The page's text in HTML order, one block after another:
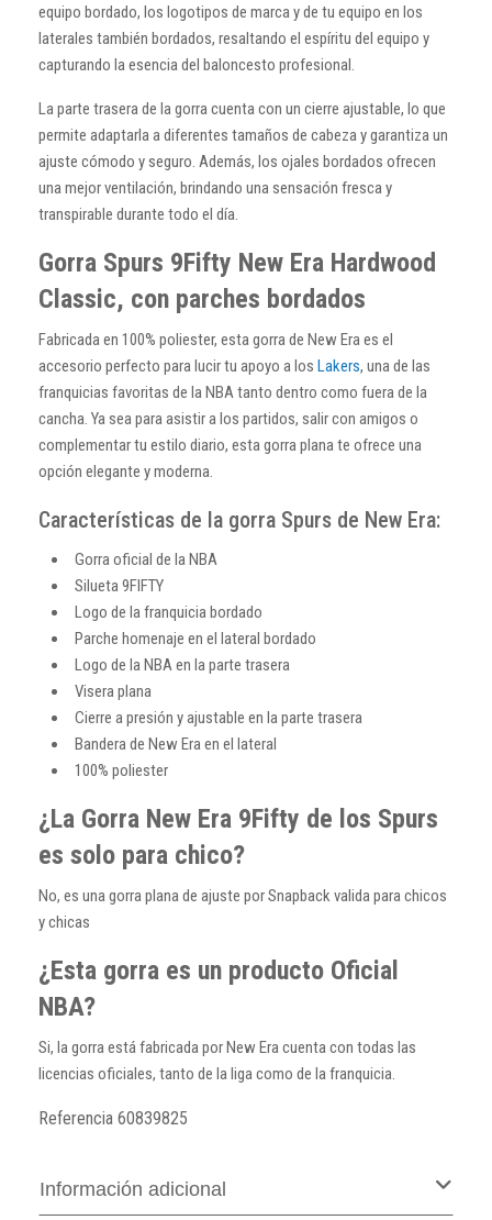
equipo bordado, los logotipos de marca y de tu equipo en los
laterales también bordados, resaltando el espíritu del equipo y
capturando la esencia del baloncesto profesional.
La parte trasera de la gorra cuenta con un cierre ajustable, lo que
permite adaptarla a diferentes tamaños de cabeza y garantiza un
ajuste cómodo y seguro. Además, los ojales bordados ofrecen
una mejor ventilación, brindando una sensación fresca y
transpirable durante todo el día.
Gorra Spurs 9Fifty New Era Hardwood
Classic, con parches bordados
Fabricada en 100% poliester, esta gorra de New Era es el
accesorio perfecto para lucir tu apoyo a los Lakers, una de las
franquicias favoritas de la NBA tanto dentro como fuera de la
cancha. Ya sea para asistir a los partidos, salir con amigos o
complementar tu estilo diario, esta gorra plana te ofrece una
opción elegante y moderna.
Características de la gorra Spurs de New Era:
Gorra oficial de la NBA
Silueta 9FIFTY
Logo de la franquicia bordado
Parche homenaje en el lateral bordado
Logo de la NBA en la parte trasera
Visera plana
Cierre a presión y ajustable en la parte trasera
Bandera de New Era en el lateral
100% poliester
¿La Gorra New Era 9Fifty de los Spurs
es solo para chico?
No, es una gorra plana de ajuste por Snapback valida para chicos
y chicas
¿Esta gorra es un producto Oficial
NBA?
Si, la gorra está fabricada por New Era cuenta con todas las
licencias oficiales, tanto de la liga como de la franquicia.
Referencia 60839825
Información adicional